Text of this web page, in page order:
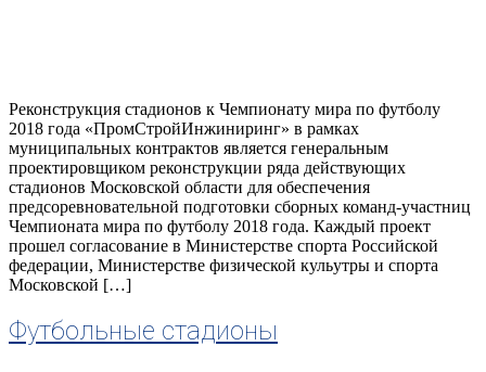
Реконструкция стадионов к Чемпионату мира по футболу
2018 года «ПромСтройИнжиниринг» в рамках
муниципальных контрактов является генеральным
проектировщиком реконструкции ряда действующих
стадионов Московской области для обеспечения
предсоревновательной подготовки сборных команд-участниц
Чемпионата мира по футболу 2018 года. Каждый проект
прошел согласование в Министерстве спорта Российской
федерации, Министерстве физической кульутры и спорта
Московской […]
Футбольные стадионы